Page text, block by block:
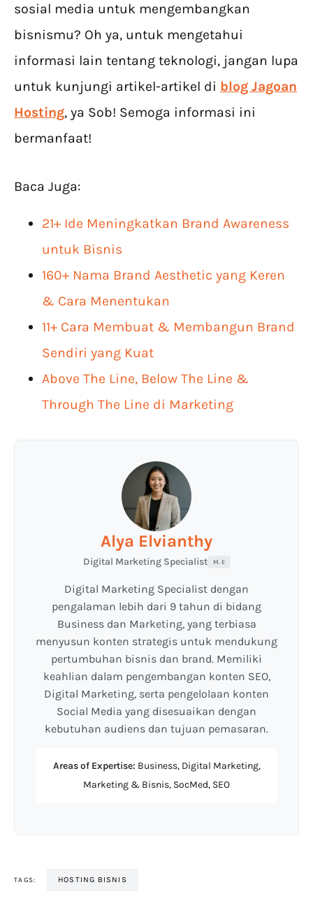
sosial media untuk mengembangkan
bisnismu? Oh ya, untuk mengetahui
informasi lain tentang teknologi, jangan lupa
untuk kunjungi artikel-artikel di blog Jagoan
Hosting, ya Sob! Semoga informasi ini
bermanfaat!
Baca Juga:
21+ Ide Meningkatkan Brand Awareness
untuk Bisnis
160+ Nama Brand Aesthetic yang Keren
& Cara Menentukan
11+ Cara Membuat & Membangun Brand
Sendiri yang Kuat
Above The Line, Below The Line &
Through The Line di Marketing
Alya Elvianthy
Digital Marketing Specialist M. E
Digital Marketing Specialist dengan
pengalaman lebih dari 9 tahun di bidang
Business dan Marketing, yang terbiasa
menyusun konten strategis untuk mendukung
pertumbuhan bisnis dan brand. Memiliki
keahlian dalam pengembangan konten SEO,
Digital Marketing, serta pengelolaan konten
Social Media yang disesuaikan dengan
kebutuhan audiens dan tujuan pemasaran.
Areas of Expertise: Business, Digital Marketing,
Marketing & Bisnis, SocMed, SEO
TAGS: HOSTING BISNIS